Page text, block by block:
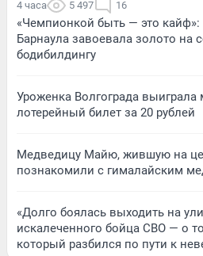
4 часа 5 497 16
«Чемпионкой быть — это кайф»:
Барнаула завоевала золото на
бодибилдингу
Уроженка Волгограда выиграла
лотерейный билет за 20 рублей
Медведицу Майю, жившую на
познакомили с гималайским
«Долго боялась выходить на
искалеченного бойца СВО — о
который разбился по пути к